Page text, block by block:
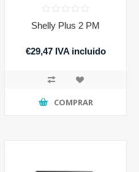
Shelly Plus 2 PM
€29,47 IVA incluido
COMPRAR